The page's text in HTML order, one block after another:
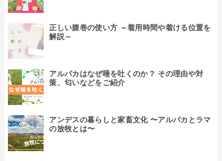
正しい腹巻の使い方 ～着用時間や着ける位置を
解説～
アルパカはなぜ唾を吐くのか？ その理由や対
策、匂いなどをご紹介
アンデスの暮らしと家畜文化 〜アルパカとラマ
の放牧とは〜